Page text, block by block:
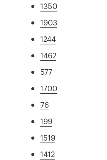
1350
1903
1244
1462
577
1700
76
199
1519
1412